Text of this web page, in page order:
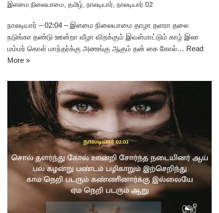
இளமை நிலையாமை தமிழ் நாலடியார் நாலடியார் 02
நாலடியார் – 02:04 – இளமை நிலையாமை தாழா தளரா தலை
நடுங்கா தண்டு ஊன்றா வீழா விறக்கும் இவள்மாட்டும் காழ் இலா
மம்மர் கொள் மாந்தர்க்கு அணங்கு ஆகும் தன் கை கோல்… Read
More »